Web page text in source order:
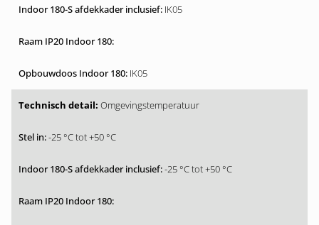
IK05
IK05
Omgevingstemperatuur
-25 °C tot +50 °C
-25 °C tot +50 °C